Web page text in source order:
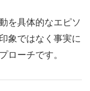
を具体的なエピソ
象ではなく事実に
ローチです。